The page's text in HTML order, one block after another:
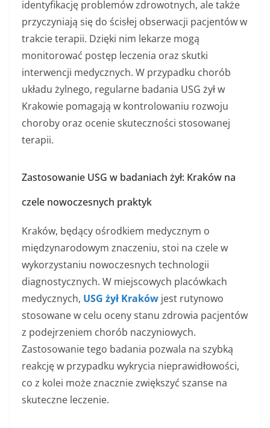
identyfikację problemów zdrowotnych, ale także
przyczyniają się do ścisłej obserwacji pacjentów w
trakcie terapii. Dzięki nim lekarze mogą
monitorować postęp leczenia oraz skutki
interwencji medycznych. W przypadku chorób
układu żylnego, regularne badania USG żył w
Krakowie pomagają w kontrolowaniu rozwoju
choroby oraz ocenie skuteczności stosowanej
terapii.
Zastosowanie USG w badaniach żył: Kraków na
czele nowoczesnych praktyk
Kraków, będący ośrodkiem medycznym o
międzynarodowym znaczeniu, stoi na czele w
wykorzystaniu nowoczesnych technologii
diagnostycznych. W miejscowych placówkach
medycznych, USG żył Kraków jest rutynowo
stosowane w celu oceny stanu zdrowia pacjentów
z podejrzeniem chorób naczyniowych.
Zastosowanie tego badania pozwala na szybką
reakcję w przypadku wykrycia nieprawidłowości,
co z kolei może znacznie zwiększyć szanse na
skuteczne leczenie.